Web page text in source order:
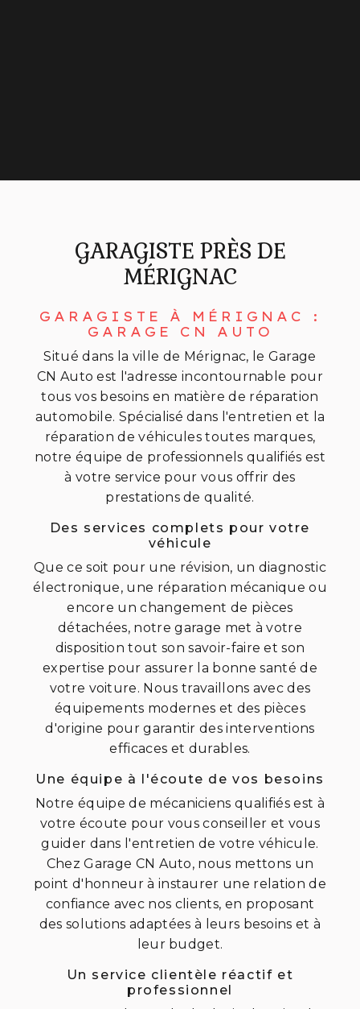
GARAGISTE PRÈS DE
MÉRIGNAC
GARAGISTE À MÉRIGNAC :
GARAGE CN AUTO
Situé dans la ville de Mérignac, le Garage
CN Auto est l'adresse incontournable pour
tous vos besoins en matière de réparation
automobile. Spécialisé dans l'entretien et la
réparation de véhicules toutes marques,
notre équipe de professionnels qualifiés est
à votre service pour vous offrir des
prestations de qualité.
Des services complets pour votre
véhicule
Que ce soit pour une révision, un diagnostic
électronique, une réparation mécanique ou
encore un changement de pièces
détachées, notre garage met à votre
disposition tout son savoir-faire et son
expertise pour assurer la bonne santé de
votre voiture. Nous travaillons avec des
équipements modernes et des pièces
d'origine pour garantir des interventions
efficaces et durables.
Une équipe à l'écoute de vos besoins
Notre équipe de mécaniciens qualifiés est à
votre écoute pour vous conseiller et vous
guider dans l'entretien de votre véhicule.
Chez Garage CN Auto, nous mettons un
point d'honneur à instaurer une relation de
confiance avec nos clients, en proposant
des solutions adaptées à leurs besoins et à
leur budget.
Un service clientèle réactif et
professionnel